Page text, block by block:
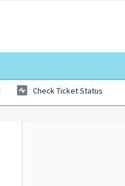
Check Ticket Status